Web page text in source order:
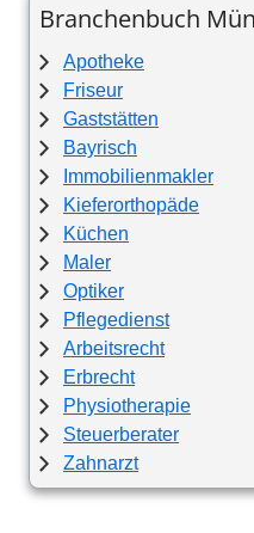
Branchenbuch
Apotheke
Friseur
Gaststätten
Bayrisch
Immobilienmakler
Kieferorthopäde
Küchen
Maler
Optiker
Pflegedienst
Arbeitsrecht
Erbrecht
Physiotherapie
Steuerberater
Zahnarzt